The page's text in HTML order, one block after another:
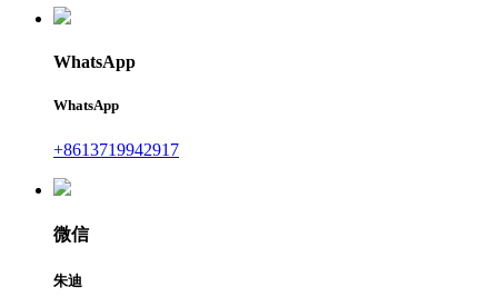
WhatsApp
WhatsApp
+8613719942917
微信
朱迪